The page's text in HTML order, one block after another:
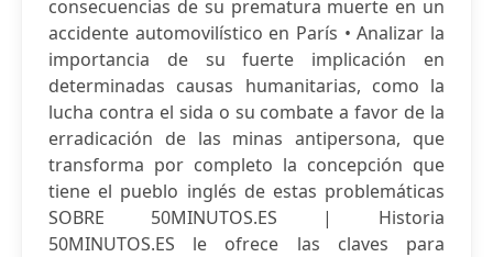
consecuencias de su prematura muerte en un
accidente automovilístico en París • Analizar la
importancia de su fuerte implicación en
determinadas causas humanitarias, como la
lucha contra el sida o su combate a favor de la
erradicación de las minas antipersona, que
transforma por completo la concepción que
tiene el pueblo inglés de estas problemáticas
SOBRE 50MINUTOS.ES | Historia
50MINUTOS.ES le ofrece las claves para